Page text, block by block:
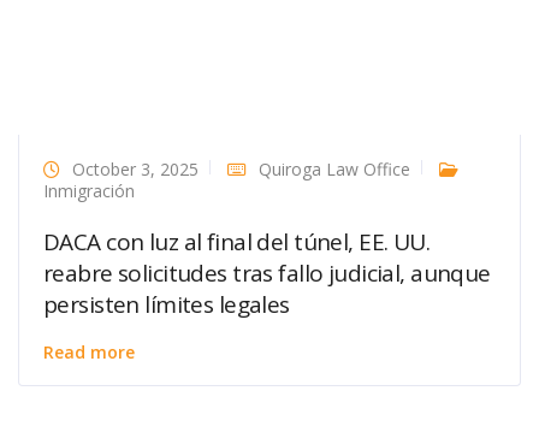
October 3, 2025
Quiroga Law Office
Inmigración
DACA con luz al final del túnel, EE. UU.
reabre solicitudes tras fallo judicial, aunque
persisten límites legales
Read more